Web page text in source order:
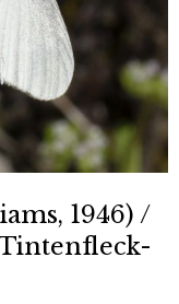
1946) /
Tintenfleck-